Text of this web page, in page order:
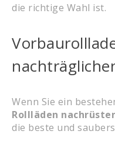
die richtige Wahl ist.
Wenn Sie ein
Rollläden
die beste und